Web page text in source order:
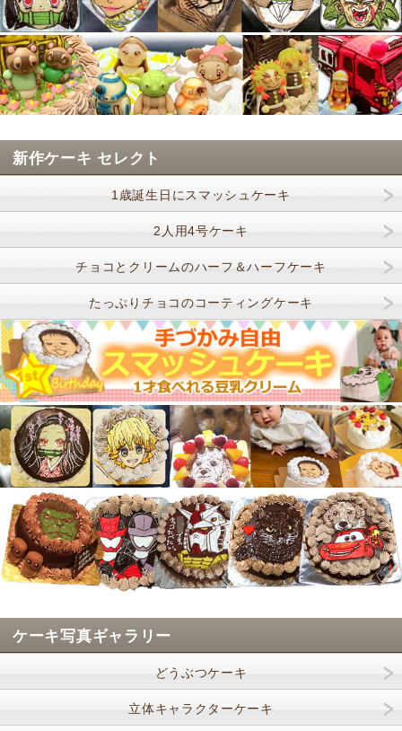
新作ケーキ セレクト
1歳誕生日にスマッシュケーキ
2人用4号ケーキ
チョコとクリームのハーフ＆ハーフケーキ
たっぷりチョコのコーティングケーキ
ケーキ写真ギャラリー
どうぶつケーキ
立体キャラクターケーキ